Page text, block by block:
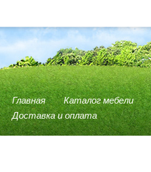
Главная Каталог мебели
Доставка и оплата